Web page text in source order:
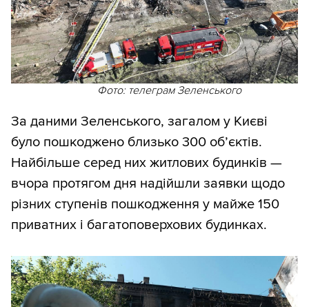
Фото: телеграм Зеленського
За даними Зеленського, загалом у Києві
було пошкоджено близько 300 обʼєктів.
Найбільше серед них житлових будинків —
вчора протягом дня надійшли заявки щодо
різних ступенів пошкодження у майже 150
приватних і багатоповерхових будинках.